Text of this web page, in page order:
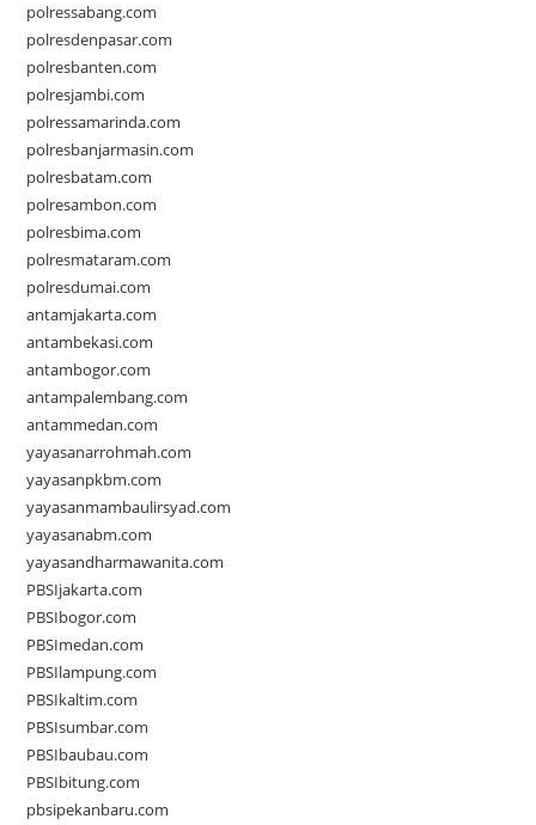
polressabang.com
polresdenpasar.com
polresbanten.com
polresjambi.com
polressamarinda.com
polresbanjarmasin.com
polresbatam.com
polresambon.com
polresbima.com
polresmataram.com
polresdumai.com
antamjakarta.com
antambekasi.com
antambogor.com
antampalembang.com
antammedan.com
yayasanarrohmah.com
yayasanpkbm.com
yayasanmambaulirsyad.com
yayasanabm.com
yayasandharmawanita.com
PBSIjakarta.com
PBSIbogor.com
PBSImedan.com
PBSIlampung.com
PBSIkaltim.com
PBSIsumbar.com
PBSIbaubau.com
PBSIbitung.com
pbsipekanbaru.com